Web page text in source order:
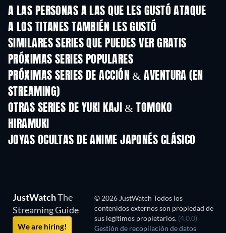
A LAS PERSONAS A LAS QUE LES GUSTÓ ATAQUE
A LOS TITANES TAMBIÉN LES GUSTÓ
SIMILARES SERIES QUE PUEDES VER GRATIS
TV TV
PRÓXIMAS SERIES POPULARES
TV
PRÓXIMAS SERIES DE ACCIÓN & AVENTURA (EN
STREAMING)Temporada 2
OTRAS SERIES DE YUKI KAJI & TOMOKO
HIRAMUKI
JOYAS OCULTAS DE ANIME JAPONÉS CLÁSICO
TV
JustWatchThe
Streaming Guide
We are hiring!
© 2026 JustWatch Todos los
contenidos externos son propiedad de
sus legítimos propietarios. (4.0.0)
Gestión de recopilación de datos